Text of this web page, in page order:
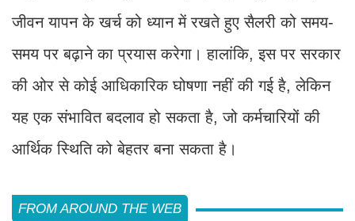
जीवन यापन के खर्च को ध्यान में रखते हुए सैलरी को समय-
समय पर बढ़ाने का प्रयास करेगा। हालांकि, इस पर सरकार
की ओर से कोई आधिकारिक घोषणा नहीं की गई है, लेकिन
यह एक संभावित बदलाव हो सकता है, जो कर्मचारियों की
आर्थिक स्थिति को बेहतर बना सकता है।
FROM AROUND THE WEB